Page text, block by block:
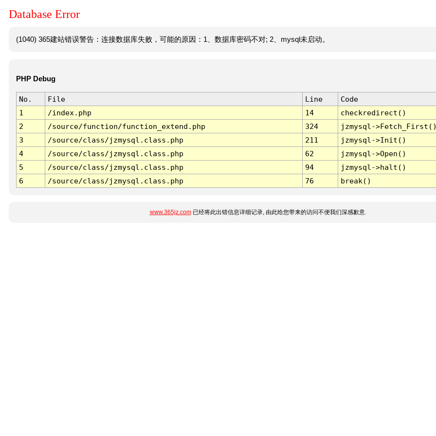
Database Error
(1040) 365建站错误警告：连接数据库失败，可能的原因：1、数据库密码不对; 2、mysql未启动。
PHP Debug
No. File Line
Code
1
/index.php 14
checkredirect()
2
/source/function/function_extend.php 324
jzmysql-
3
/source/class/jzmysql.class.php 211
jzmysql->Init()
4
/source/class/jzmysql.class.php 62
jzmysql->Open()
5
/source/class/jzmysql.class.php 94
jzmysql->halt()
6
/source/class/jzmysql.class.php 76 break()
www.365jz.com已经将此出错信息详细记录, 由此给您带来的访问不便我们深感歉意.